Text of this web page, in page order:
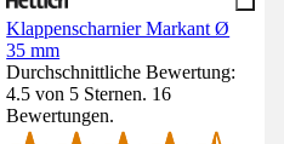
Klappenscharnier Markant Ø
35 mm
Durchschnittliche Bewertung:
4.5 von 5 Sternen. 16
Bewertungen.